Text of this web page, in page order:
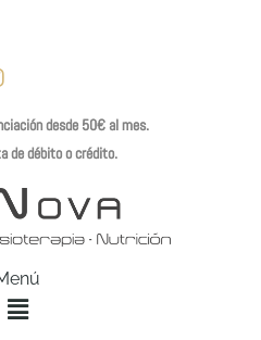
desde 50€ al mes.
de débito o crédito.